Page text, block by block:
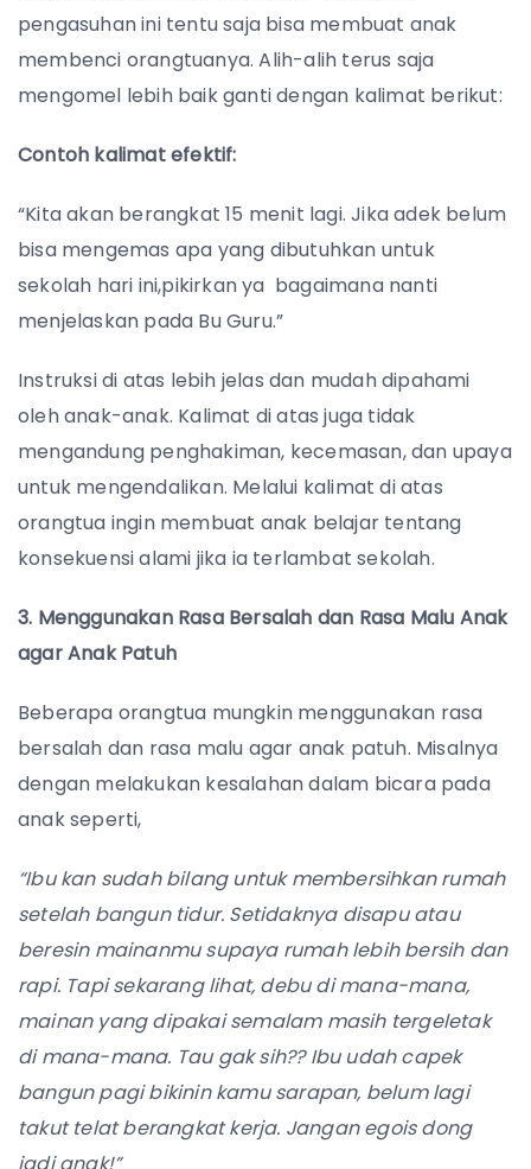
pengasuhan ini tentu saja bisa membuat anak
membenci orangtuanya. Alih-alih terus saja
mengomel lebih baik ganti dengan kalimat berikut:
Contoh kalimat efektif:
“Kita akan berangkat 15 menit lagi. Jika adek belum
bisa mengemas apa yang dibutuhkan untuk
sekolah hari ini,pikirkan ya bagaimana nanti
menjelaskan pada Bu Guru.”
Instruksi di atas lebih jelas dan mudah dipahami
oleh anak-anak. Kalimat di atas juga tidak
mengandung penghakiman, kecemasan, dan upaya
untuk mengendalikan. Melalui kalimat di atas
orangtua ingin membuat anak belajar tentang
konsekuensi alami jika ia terlambat sekolah.
3. Menggunakan Rasa Bersalah dan Rasa Malu Anak
agar Anak Patuh
Beberapa orangtua mungkin menggunakan rasa
bersalah dan rasa malu agar anak patuh. Misalnya
dengan melakukan kesalahan dalam bicara pada
anak seperti,
“Ibu kan sudah bilang untuk membersihkan rumah
setelah bangun tidur. Setidaknya disapu atau
beresin mainanmu supaya rumah lebih bersih dan
rapi. Tapi sekarang lihat, debu di mana-mana,
mainan yang dipakai semalam masih tergeletak
di mana-mana. Tau gak sih?? Ibu udah capek
bangun pagi bikinin kamu sarapan, belum lagi
takut telat berangkat kerja. Jangan egois dong